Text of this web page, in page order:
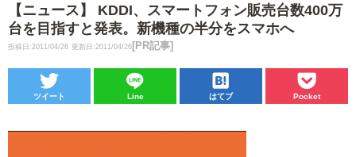
【ニュース】 KDDI、スマートフォン販売台数400万
台を目指すと発表。新機種の半分をスマホへ
投稿日:2011/04/26 更新日:2011/04/26 [PR記事]
ツイート Line はてブ Pocket